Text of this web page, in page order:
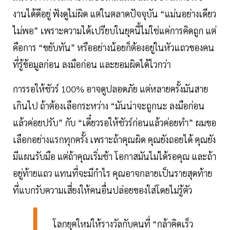
งานได้ดีอยู่ ฟังดูไม่ผิด แต่ในตลาดปัจจุบัน “แม่นอย่างเดียว
ไม่พอ” เพราะความได้เปรียบในยุคนี้ไม่ใช่แค่การคิดถูก แต่
คือการ “ขยับทัน” หรืออย่างน้อยก็ต้องอยู่ในหัวแถวของคน
ที่รู้ข้อมูลก่อน ลงมือก่อน และยอมผิดได้ไวกว่า
การรอให้ชัวร์ 100% อาจดูปลอดภัย แต่หลายครั้งมันสาย
เกินไป ถ้าต้องเลือกระหว่าง “มันน่าจะถูกนะ ลงมือก่อน
แล้วค่อยปรับ” กับ “เดี๋ยวรอให้ชัวร์ก่อนแล้วค่อยทำ” ผมขอ
เลือกอย่างแรกทุกครั้ง เพราะถ้าคุณผิด คุณยังถอยได้ คุณยัง
มีแผนรับมือ แต่ถ้าคุณเริ่มช้า โอกาสมันไม่ได้รอคุณ และถ้า
อยู่ท้ายแถว แทนที่จะมีกำไร คุณอาจกลายเป็นรายสุดท้าย
ที่แบกรับความเสี่ยงให้คนอื่นปล่อยของใส่โดยไม่รู้ตัว
โลกยุคใหม่ให้รางวัลกับคนที่ “กล้าคิดเร็ว